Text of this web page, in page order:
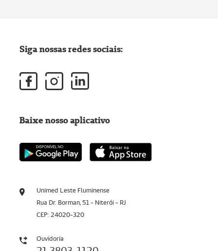
Unimed Leste Fluminense
Rua Dr. Borman, 51 - Niterói - RJ
CEP: 24020-320
Ouvidoria
Siga nossas redes sociais:
Baixe nosso aplicativo